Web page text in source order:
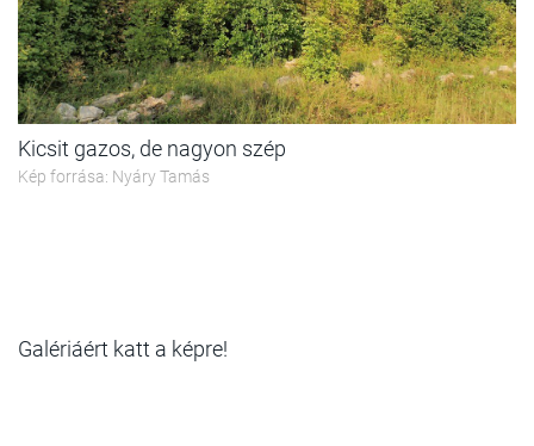
Kicsit gazos, de nagyon szép
Kép forrása: Nyáry Tamás
Galériáért katt a képre!